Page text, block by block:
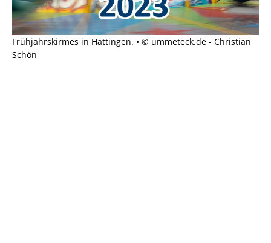
Frühjahrskirmes in Hattingen. • © ummeteck.de - Christian
Schön